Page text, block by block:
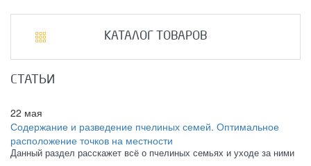
КАТАЛОГ ТОВАРОВ
СТАТЬИ
22 мая
Содержание и разведение пчелиных семей. Оптимальное
расположение точков на местности
Данный раздел расскажет всё о пчелиных семьях и уходе за ними